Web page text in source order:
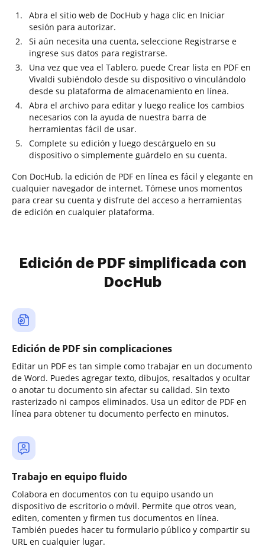
Abra el sitio web de DocHub y haga clic en Iniciar
sesión para autorizar.
Si aún necesita una cuenta, seleccione Registrarse e
ingrese sus datos para registrarse.
Una vez que vea el Tablero, puede Crear lista en PDF en
Vivaldi subiéndolo desde su dispositivo o vinculándolo
desde su plataforma de almacenamiento en línea.
Abra el archivo para editar y luego realice los cambios
necesarios con la ayuda de nuestra barra de
herramientas fácil de usar.
Complete su edición y luego descárguelo en su
dispositivo o simplemente guárdelo en su cuenta.
Con DocHub, la edición de PDF en línea es fácil y elegante en
cualquier navegador de internet. Tómese unos momentos
para crear su cuenta y disfrute del acceso a herramientas
de edición en cualquier plataforma.
Edición de PDF simplificada con
DocHub
Edición de PDF sin complicaciones
Editar un PDF es tan simple como trabajar en un documento
de Word. Puedes agregar texto, dibujos, resaltados y ocultar
o anotar tu documento sin afectar su calidad. Sin texto
rasterizado ni campos eliminados. Usa un editor de PDF en
línea para obtener tu documento perfecto en minutos.
Trabajo en equipo fluido
Colabora en documentos con tu equipo usando un
dispositivo de escritorio o móvil. Permite que otros vean,
editen, comenten y firmen tus documentos en línea.
También puedes hacer tu formulario público y compartir su
URL en cualquier lugar.